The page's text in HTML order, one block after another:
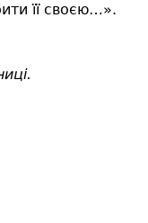
її своєю…».